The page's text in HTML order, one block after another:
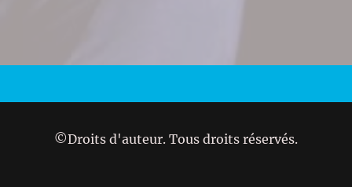
©Droits d'auteur. Tous droits réservés.